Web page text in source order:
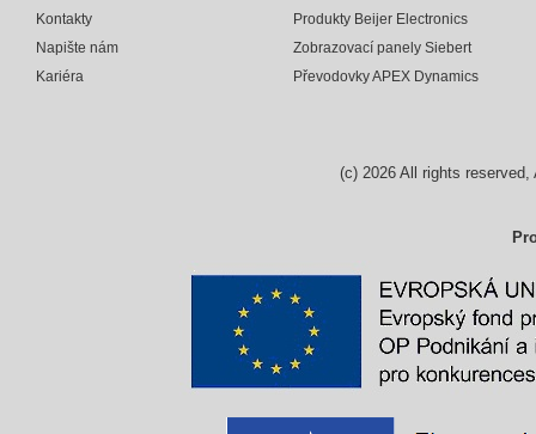
Kontakty
Napište nám
Kariéra
Produkty Beijer Electronics
Zobrazovací panely Siebert
Převodovky APEX Dynamics
(c) 2026All rights reserved,